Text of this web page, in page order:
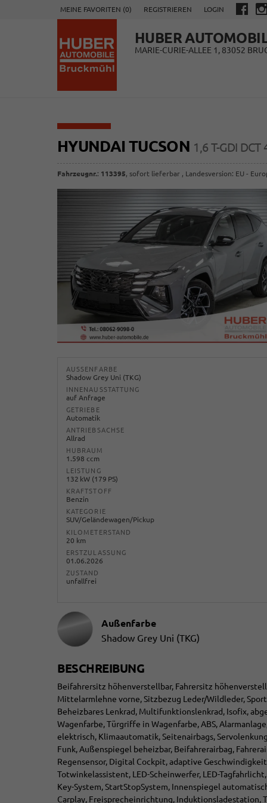
MEINE FAVORITEN (0) REGISTRIEREN LOGIN
HUBER
MARIE-CURIE-ALLEE 1, 83052
HYUNDAI TUCSON 1,6 T-GDI DCT
Fahrzeugnr.: 113395, sofort lieferbar , Landesversion: EU -
AUSSENFARBE
Shadow Grey Uni (TKG)
INNENAUSSTATTUNG
auf Anfrage
GETRIEBE
Automatik
ANTRIEBSACHSE
Allrad
HUBRAUM
1.598 ccm
LEISTUNG
132 kW (179 PS)
KRAFTSTOFF
Benzin
KATEGORIE
SUV/Geländewagen/Pickup
KILOMETERSTAND
20 km
ERSTZULASSUNG
01.06.2026
ZUSTAND
unfallfrei
Außenfarbe
Shadow Grey Uni (TKG)
BESCHREIBUNG
Beifahrersitz höhenverstellbar, Fahrersitz
Mittelarmlehne vorne, Sitzbezug Leder/Wildleder,
Beheizbares Lenkrad, Multifunktionslenkrad, Isofix,
Wagenfarbe, Türgriffe in Wagenfarbe, ABS,
elektrisch, Klimaautomatik, Seitenairbags,
Funk, Außenspiegel beheizbar, Beifahrerairbag,
Regensensor, Digital Cockpit, adaptive
Totwinkelassistent, LED-Scheinwerfer, LED-
Key-System, StartStopSystem, Innenspiegel
Carplay, Freisprecheinrichtung, Induktionsladestation,